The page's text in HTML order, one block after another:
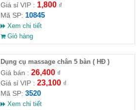
Giá sỉ VIP : 1,800₫
Mã SP: 10845
Xem chi tiết
Giỏ hàng
Dụng cụ massage chân 5 bàn ( HĐ )
Giá bán : 26,400₫
Giá sỉ VIP : 23,100₫
Mã SP: 3520
Xem chi tiết